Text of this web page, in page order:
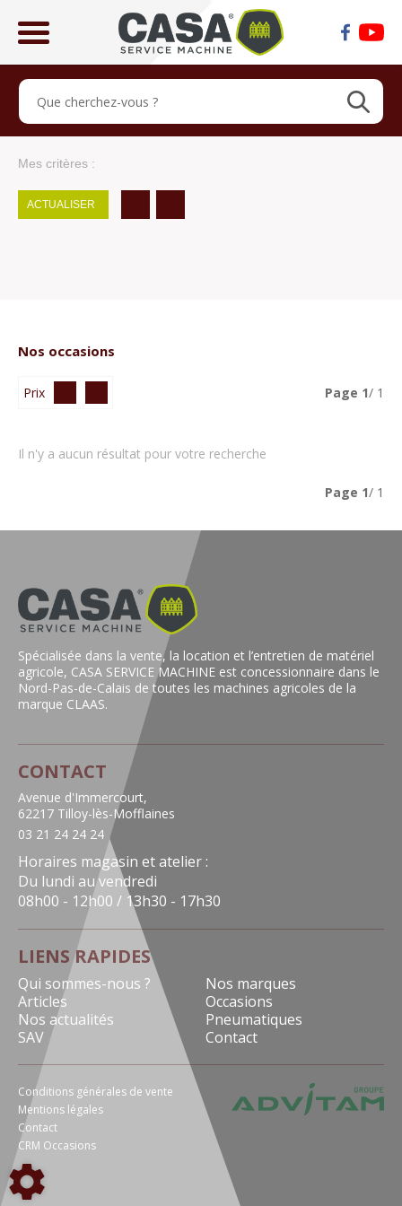
Mes critères :
ACTUALISER
Nos occasions
Prix Page 1/ 1
Il n'y a aucun résultat pour votre recherche
Page 1/ 1
Spécialisée dans la vente, la location et l’entretien de matériel
agricole, CASA SERVICE MACHINE est concessionnaire dans le
Nord-Pas-de-Calais de toutes les machines agricoles de la
marque CLAAS.
CONTACT
Avenue d'Immercourt,
62217 Tilloy-lès-Mofflaines
03 21 24 24 24
Horaires magasin et atelier :
Du lundi au vendredi
08h00 - 12h00 / 13h30 - 17h30
LIENS RAPIDES
Qui sommes-nous ?
Nos marques
Articles
Occasions
Nos actualités
Pneumatiques
SAV
Contact
Conditions générales de vente
Mentions légales
Contact
CRM Occasions